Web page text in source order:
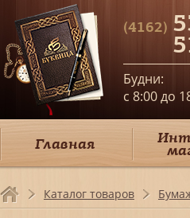
(4162)
Будни:
c 8:00 до
Главная
Каталог товаров